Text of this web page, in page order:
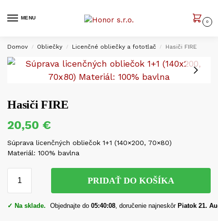
MENU
0
Domov / Obliečky / Licenčné obliečky a fototlač / Hasiči FIRE
Hasiči FIRE
20,50 €
Súprava licenčných obliečok 1+1 (140×200, 70×80)
Materiál: 100% bavlna
PRIDAŤ DO KOŠÍKA
✓ Na sklade. Objednajte do05:40:07 , doručenie najneskôrPiatok 21.